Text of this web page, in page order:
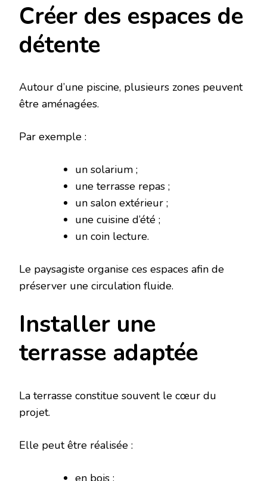
Créer des espaces de
détente
Autour d’une piscine, plusieurs zones peuvent
être aménagées.
Par exemple :
un solarium ;
une terrasse repas ;
un salon extérieur ;
une cuisine d’été ;
un coin lecture.
Le paysagiste organise ces espaces afin de
préserver une circulation fluide.
Installer une
terrasse adaptée
La terrasse constitue souvent le cœur du
projet.
Elle peut être réalisée :
en bois ;